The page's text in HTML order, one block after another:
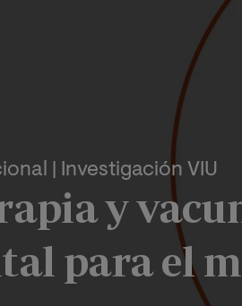
| Investigación VIU
y
para el